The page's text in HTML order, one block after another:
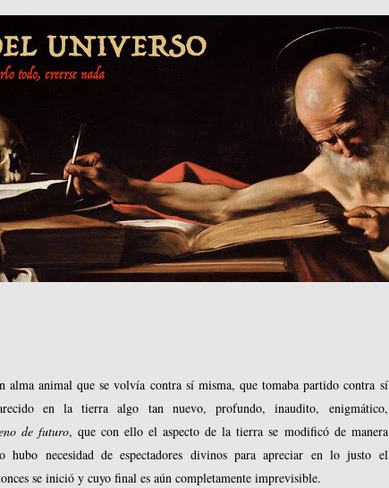
alma animal que se volvía contra sí misma, que tomaba partido contra sí
en la tierra algo tan nuevo, profundo, inaudito, enigmático,
de futuro, que con ello el aspecto de la tierra se modificó de manera
hubo necesidad de espectadores divinos para apreciar en lo justo el
se inició y cuyo final es aún completamente imprevisible.